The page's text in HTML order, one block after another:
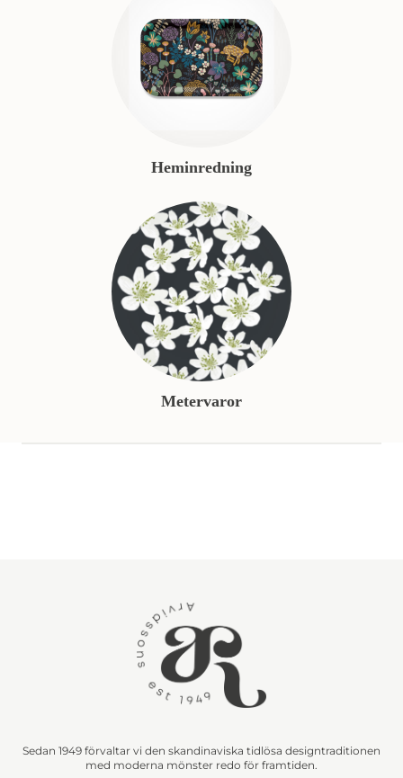
Heminredning
Metervaror
Sedan 1949 förvaltar vi den skandinaviska tidlösa designtraditionen
med moderna mönster redo för framtiden.